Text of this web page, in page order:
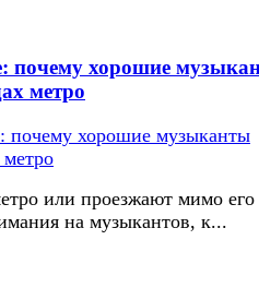
почему хорошие
метро
или проезжают мимо его
на музыкантов, к...